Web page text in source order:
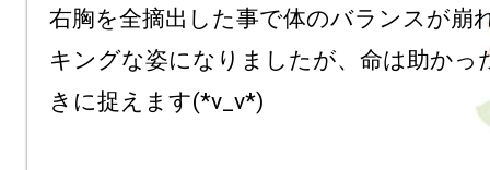
右胸を全摘出した事で体のバランスが崩
キングな姿になりましたが、命は助かっ
きに捉えます(*v_v*)